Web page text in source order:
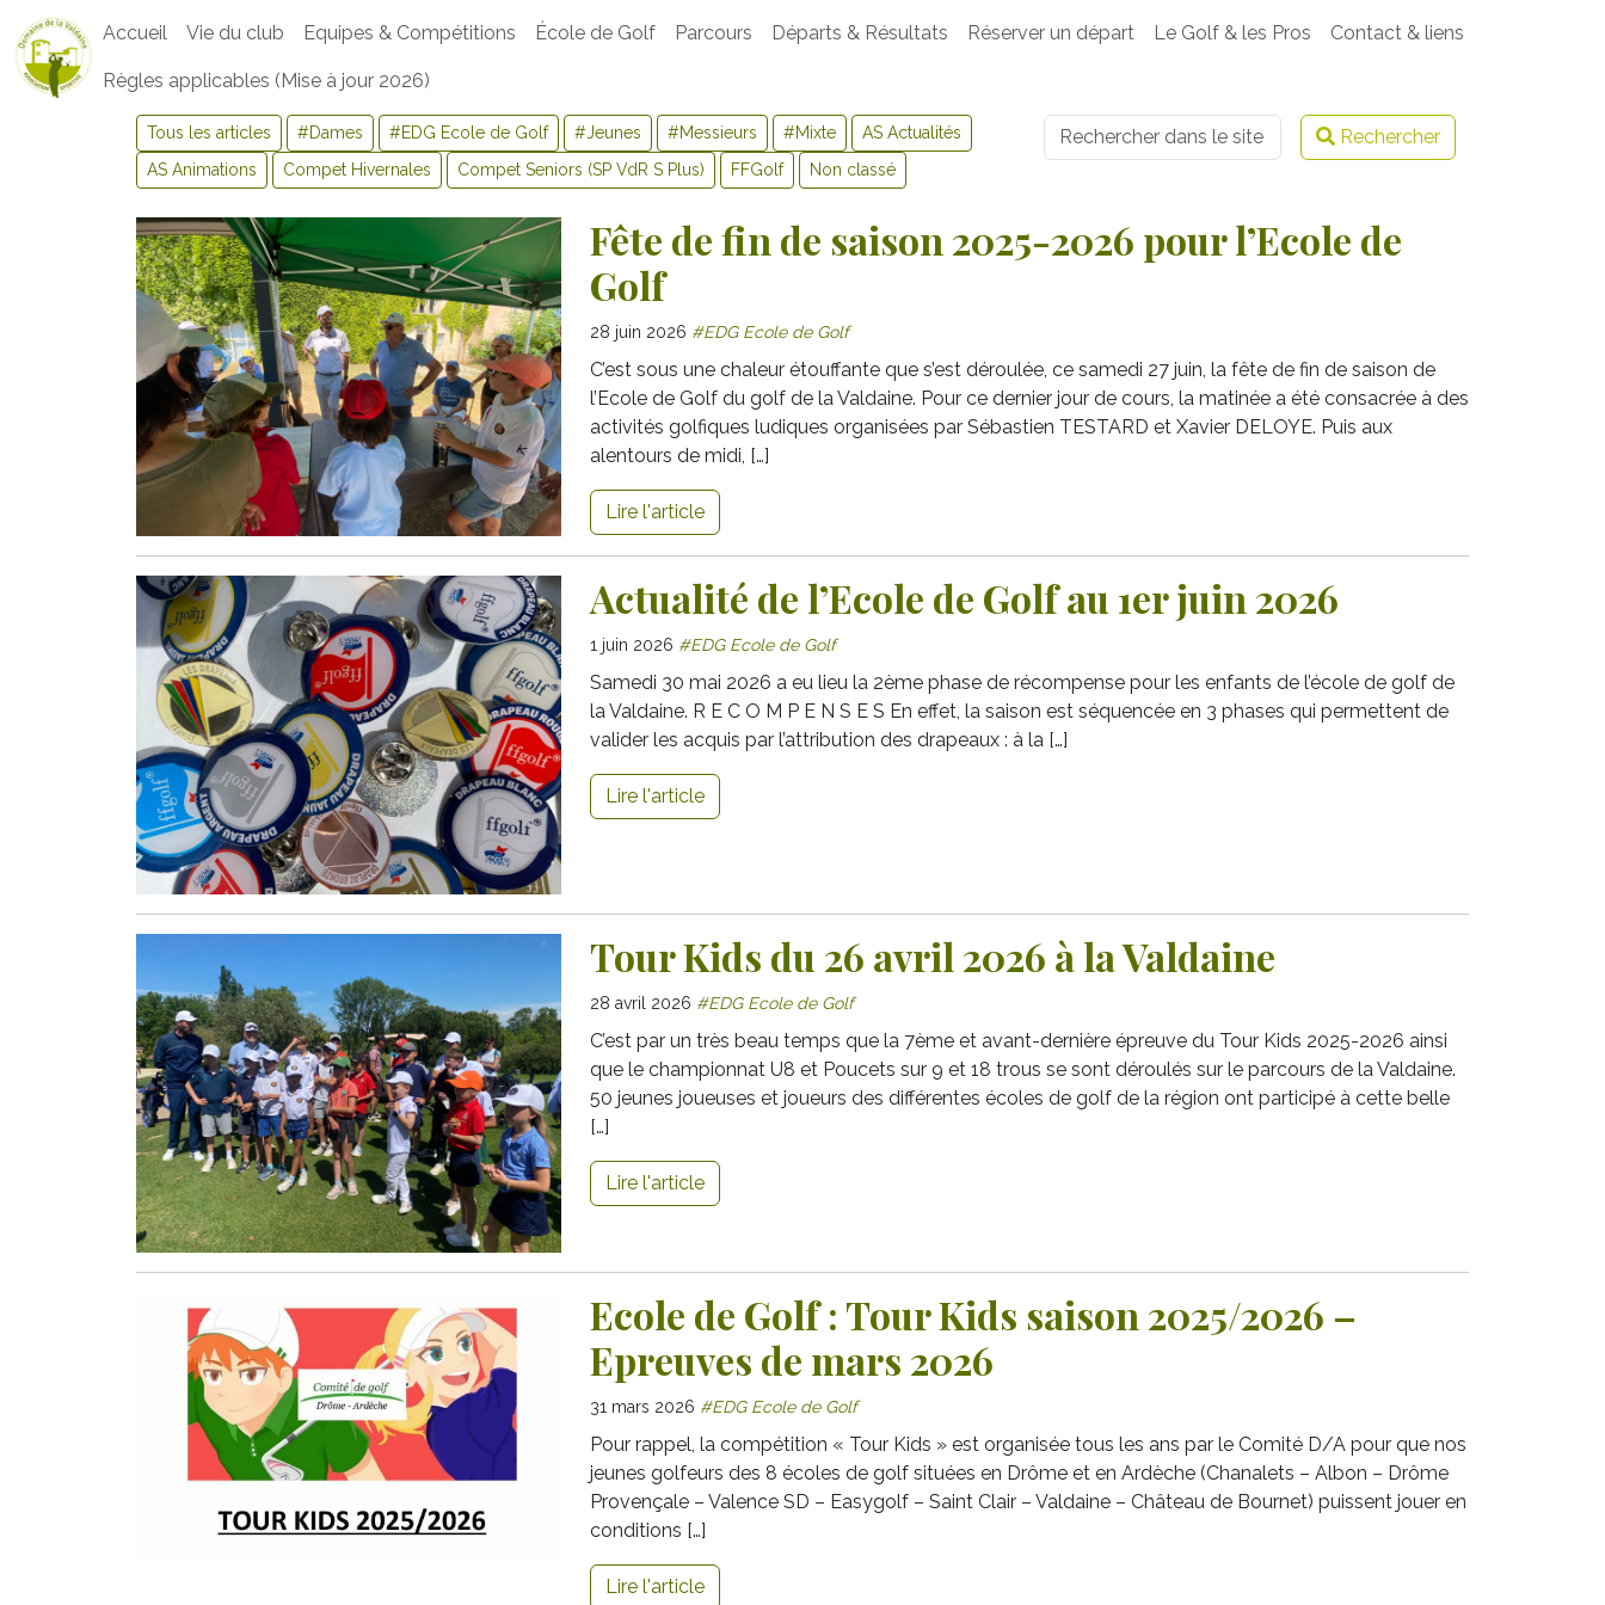
Accueil Vie du club Equipes & Compétitions École de Golf Parcours Départs & Résultats Réserver un départ Le Golf & les Pros Contact & liens
Règles applicables (Mise à jour 2026)
Tous les articles #Dames #EDG Ecole de Golf #Jeunes #Messieurs #Mixte
AS Actualités
AS Animations
Compet Hivernales Compet Seniors (SP VdR S Plus) FFGolf Non classé
Username Rechercher
Fête de fin de saison 2025-2026 pour l’Ecole de
Golf
28 juin 2026 #EDG Ecole de Golf
C’est sous une chaleur étouffante que s’est déroulée, ce samedi 27 juin, la fête de fin de saison de
l’Ecole de Golf du golf de la Valdaine. Pour ce dernier jour de cours, la matinée a été consacrée à des
activités golfiques ludiques organisées par Sébastien TESTARD et Xavier DELOYE. Puis aux
alentours de midi, […]
Lire l'article
Actualité de l’Ecole de Golf au 1er juin 2026
1 juin 2026 #EDG Ecole de Golf
Samedi 30 mai 2026 a eu lieu la 2ème phase de récompense pour les enfants de l’école de golf de
la Valdaine. R E C O M P E N S E S En effet, la saison est séquencée en 3 phases qui permettent de
valider les acquis par l’attribution des drapeaux : à la […]
Lire l'article
Tour Kids du 26 avril 2026 à la Valdaine
28 avril 2026 #EDG Ecole de Golf
C’est par un très beau temps que la 7ème et avant-dernière épreuve du Tour Kids 2025-2026 ainsi
que le championnat U8 et Poucets sur 9 et 18 trous se sont déroulés sur le parcours de la Valdaine.
50 jeunes joueuses et joueurs des différentes écoles de golf de la région ont participé à cette belle
[…]
Lire l'article
Ecole de Golf : Tour Kids saison 2025/2026 –
Epreuves de mars 2026
31 mars 2026 #EDG Ecole de Golf
Pour rappel, la compétition « Tour Kids » est organisée tous les ans par le Comité D/A pour que nos
jeunes golfeurs des 8 écoles de golf situées en Drôme et en Ardèche (Chanalets – Albon – Drôme
Provençale – Valence SD – Easygolf – Saint Clair – Valdaine – Château de Bournet) puissent jouer en
conditions […]
Lire l'article